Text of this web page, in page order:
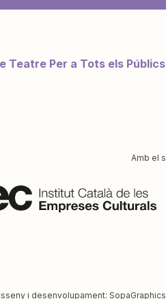
Teatre Per a Tots els Públics
Amb el
i desenvolupament: SopaGraphics